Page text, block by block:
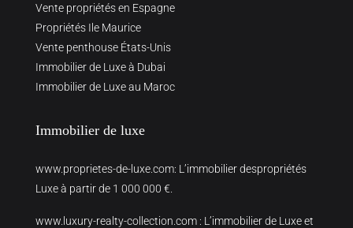
Vente propriétés en Espagne
Propriétés Ile Maurice
Vente penthouse États-Unis
Immobilier de Luxe à Dubai
Immobilier de Luxe au Maroc
Immobilier de luxe
www.proprietes-de-luxe.com: L’immobilier despropriétés
Luxe à partir de 1 000 000 €.
www.luxury-realty-collection.com : L’immobilier de Luxe et